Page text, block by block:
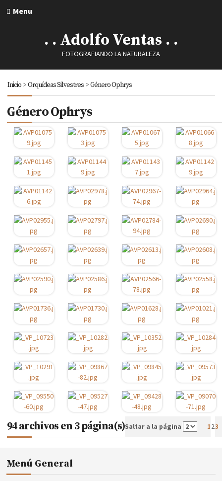
Menu
. . Adolfo Ventas . .
FOTOGRAFIANDO LA NATURALEZA
Inicio>Orquídeas Silvestres>Género Ophrys
Género Ophrys
94 archivos en 3 página(s)Saltar a la página 123
Menú General